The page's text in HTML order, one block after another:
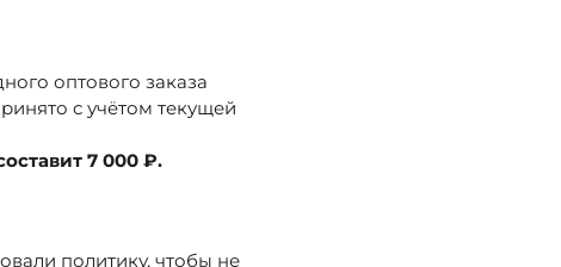
оптового заказа
с учётом текущей
7 000 ₽.
политику, чтобы не